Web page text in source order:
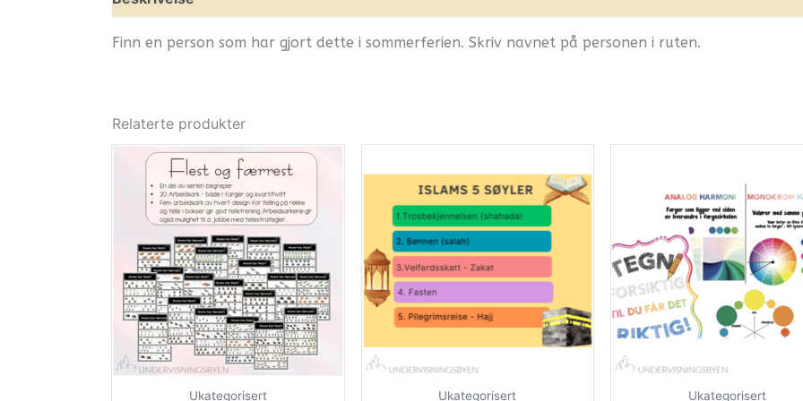
Finn en person som har gjort dette i sommerferien. Skriv navnet på personen i ruten.
Relaterte produkter
Ukategorisert Ukategorisert Ukategorisert